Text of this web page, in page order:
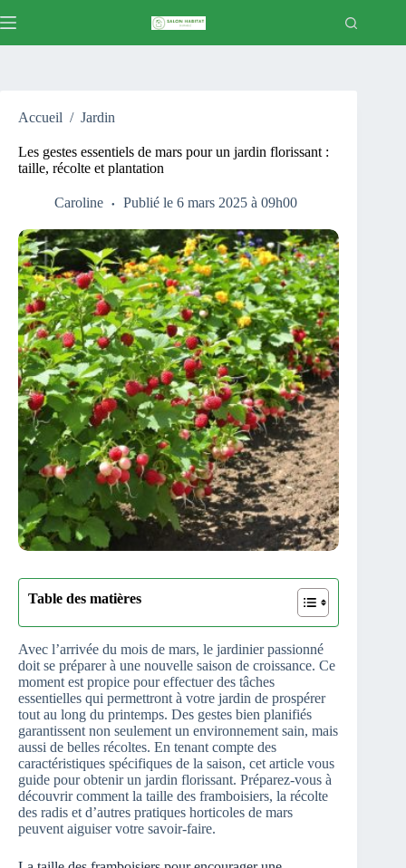
au
Accueil / Jardin
Les gestes essentiels de mars pour un jardin florissant :
taille, récolte et plantation
Caroline Publié le 6 mars 2025 à 09h00
Table des matières
Avec l’arrivée du mois de mars, le jardinier passionné
doit se préparer à une nouvelle saison de croissance. Ce
moment est propice pour effectuer des tâches
essentielles qui permettront à votre jardin de prospérer
tout au long du printemps. Des gestes bien planifiés
garantissent non seulement un environnement sain, mais
aussi de belles récoltes. En tenant compte des
caractéristiques spécifiques de la saison, cet article vous
guide pour obtenir un jardin florissant. Préparez-vous à
découvrir comment la taille des framboisiers, la récolte
des radis et d’autres pratiques horticoles de mars
peuvent aiguiser votre savoir-faire.